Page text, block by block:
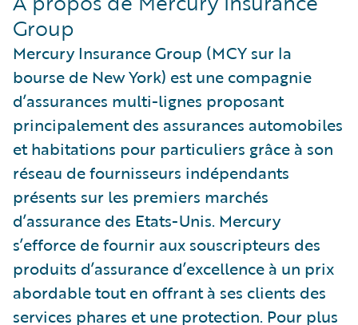
Group
Mercury Insurance Group (MCY sur la
bourse de New York) est une compagnie
d’assurances multi-lignes proposant
principalement des assurances automobiles
et habitations pour particuliers grâce à son
réseau de fournisseurs indépendants
présents sur les premiers marchés
d’assurance des Etats-Unis. Mercury
s’efforce de fournir aux souscripteurs des
produits d’assurance d’excellence à un prix
abordable tout en offrant à ses clients des
services phares et une protection. Pour plus